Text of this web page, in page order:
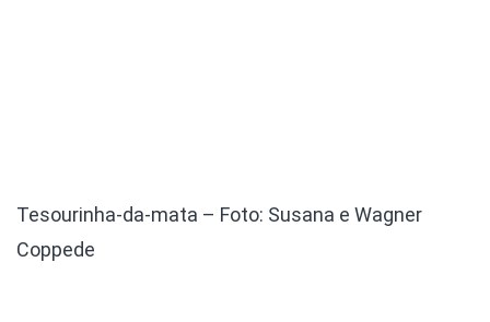
Tesourinha-da-mata – Foto: Susana e Wagner
Coppede